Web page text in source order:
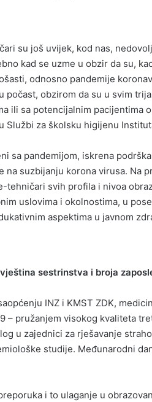
su još uvijek, kod nas,
kad se uzme u obzir da su,
odnosno pandemije
počast, obzirom da su u svim
ili sa potencijalnim pacijentima
Službi za školsku higijenu
sa pandemijom, iskrena
na suzbijanju korona virusa. Na
tehničari svih profila i nivoa
uslovima i okolnostima, u
aspektima u javnom
sestrinstva i broja
INZ i KMST ZDK,
– pružanjem visokog kvaliteta
u zajednici za rješavanje
studije. Međunarodni
i to ulaganje u